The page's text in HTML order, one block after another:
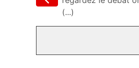
(...)